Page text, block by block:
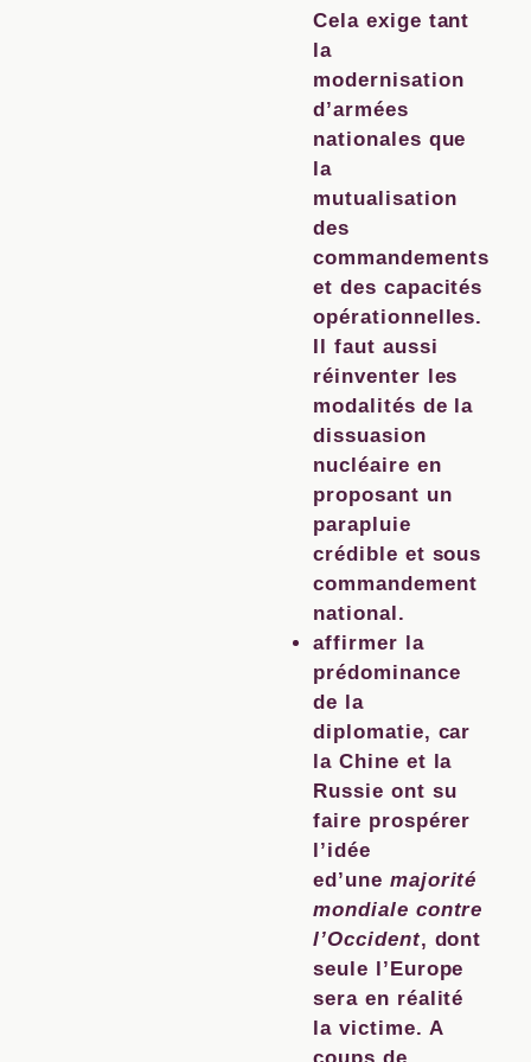
Cela exige tant
la
modernisation
d’armées
nationales que
la
mutualisation
des
commandements
et des capacités
opérationnelles.
Il faut aussi
réinventer les
modalités de la
dissuasion
nucléaire en
proposant un
parapluie
crédible et sous
commandement
national.
affirmer la
prédominance
de la
diplomatie, car
la Chine et la
Russie ont su
faire prospérer
l’idée
ed’une majorité
mondiale contre
l’Occident, dont
seule l’Europe
sera en réalité
la victime. A